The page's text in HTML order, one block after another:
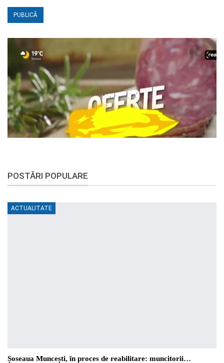
POSTĂRI POPULARE
ACTUALITATE
Șoseaua Muncești, în proces de reabilitare: muncitorii…